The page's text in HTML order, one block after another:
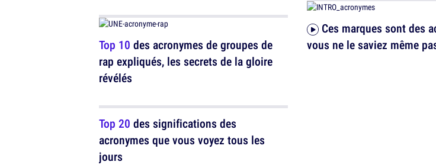
Top 10 des acronymes de groupes de
rap expliqués, les secrets de la gloire
révélés
Top 20 des significations des
acronymes que vous voyez tous les
jours
vous ne le saviez même